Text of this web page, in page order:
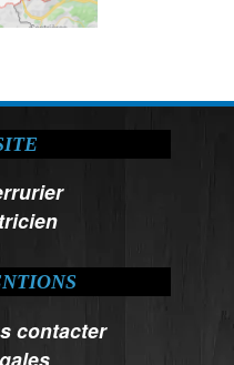
contacter